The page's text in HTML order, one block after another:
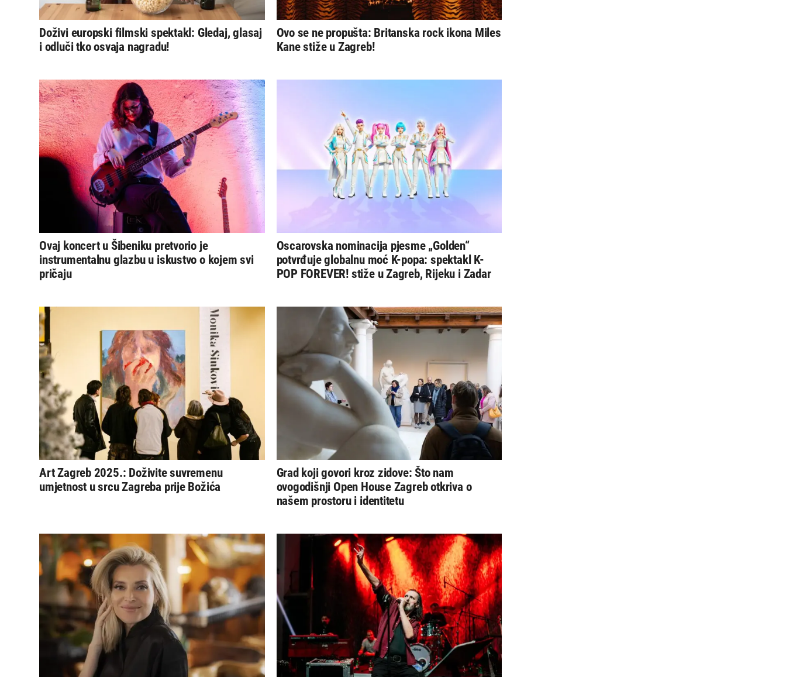
Doživi europski filmski spektakl: Gledaj, glasaj
i odluči tko osvaja nagradu!
Ovo se ne propušta: Britanska rock ikona Miles
Kane stiže u Zagreb!
Ovaj koncert u Šibeniku pretvorio je
instrumentalnu glazbu u iskustvo o kojem svi
pričaju
Oscarovska nominacija pjesme „Golden“
potvrđuje globalnu moć K-popa: spektakl K-
POP FOREVER! stiže u Zagreb, Rijeku i Zadar
Art Zagreb 2025.: Doživite suvremenu
umjetnost u srcu Zagreba prije Božića
Grad koji govori kroz zidove: Što nam
ovogodišnji Open House Zagreb otkriva o
našem prostoru i identitetu